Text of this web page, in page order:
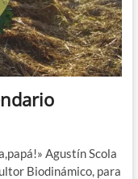
Agustín Scola
Biodinámico, para